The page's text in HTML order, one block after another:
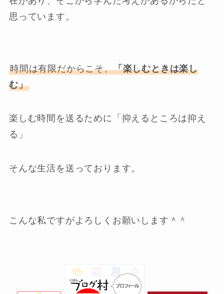
思っています。
時間は有限だからこそ、「楽しむときは楽し
む」
楽しむ時間を送るために「抑えるところは抑え
る」
そんな生活を送っております。
こんな私ですがよろしくお願いします＾＾